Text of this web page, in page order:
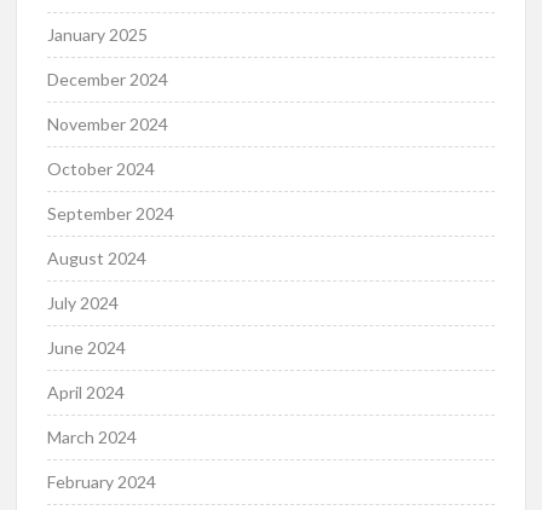
January 2025
December 2024
November 2024
October 2024
September 2024
August 2024
July 2024
June 2024
April 2024
March 2024
February 2024